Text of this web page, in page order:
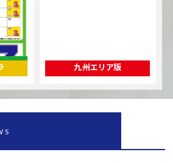
九州エリア版